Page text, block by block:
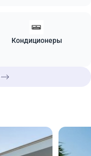
Кондиционеры